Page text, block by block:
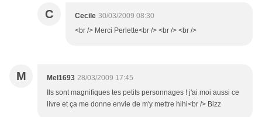
C Cecile 30/03/2009 08:30
<br /> Merci Perlette<br /> <br /> <br />
M Mel1693 28/03/2009 17:45
Ils sont magnifiques tes petits personnages ! j'ai moi aussi ce
livre et ça me donne envie de m'y mettre hihi<br /> Bizz